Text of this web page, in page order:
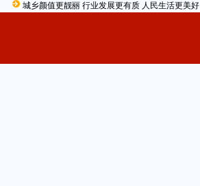
城乡颜值更靓丽 行业发展更有质 人民生活更美好